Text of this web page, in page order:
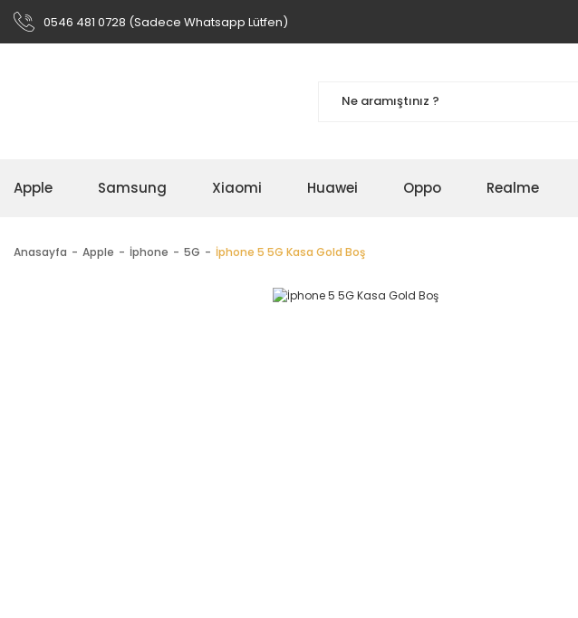
0546 481 0728 (Sadece Whatsapp Lütfen)
Apple Samsung Xiaomi Huawei Oppo Realme
Anasayfa Apple İphone 5G İphone 5 5G Kasa Gold Boş